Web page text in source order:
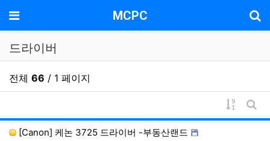
메뉴 MCPC
드라이버
전체 66 / 1 페이지
게시물
게
[Canon] 케논 3725 드라이버 -부동산랜드